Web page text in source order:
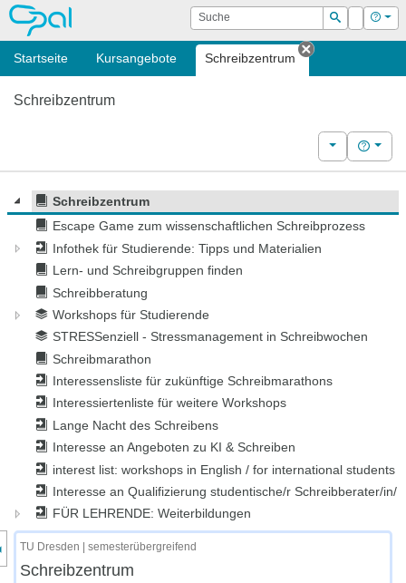
OPAL Suche
Suchen
Login Hilfe
Startseite Kursangebote Schreibzentrum
Tab schließen
Schreibzentrum
WeitereHilfe
Schreibzentrum
Escape Game zum wissenschaftlichen Schreibprozess
Infothek für Studierende: Tipps und Materialien
Lern- und Schreibgruppen finden
Schreibberatung
Workshops für Studierende
STRESSenziell - Stressmanagement in Schreibwochen
Schreibmarathon
Interessensliste für zukünftige Schreibmarathons
Interessiertenliste für weitere Workshops
Lange Nacht des Schreibens
Interesse an Angeboten zu KI & Schreiben
interest list: workshops in English / for international students
Interesse an Qualifizierung studentische/r Schreibberater/in/
FÜR LEHRENDE: Weiterbildungen
des Kursmenüs
TU Dresden | semesterübergreifend
Schreibzentrum